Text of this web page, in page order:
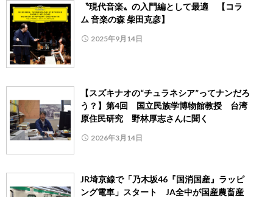
〝現代音楽〟の入門編として最適 【コラ
ム 音楽の森 柴田克彦】
2025年9月14日
【スズキナオの“チュラネシア”ってナンだろ
う？】第4回 国立民族学博物館教授 台湾
原住民研究 野林厚志さんに聞く
2026年3月14日
JR埼京線で「乃木坂46『国消国産』ラッピ
ング電車」スタート JA全中が国産農畜産